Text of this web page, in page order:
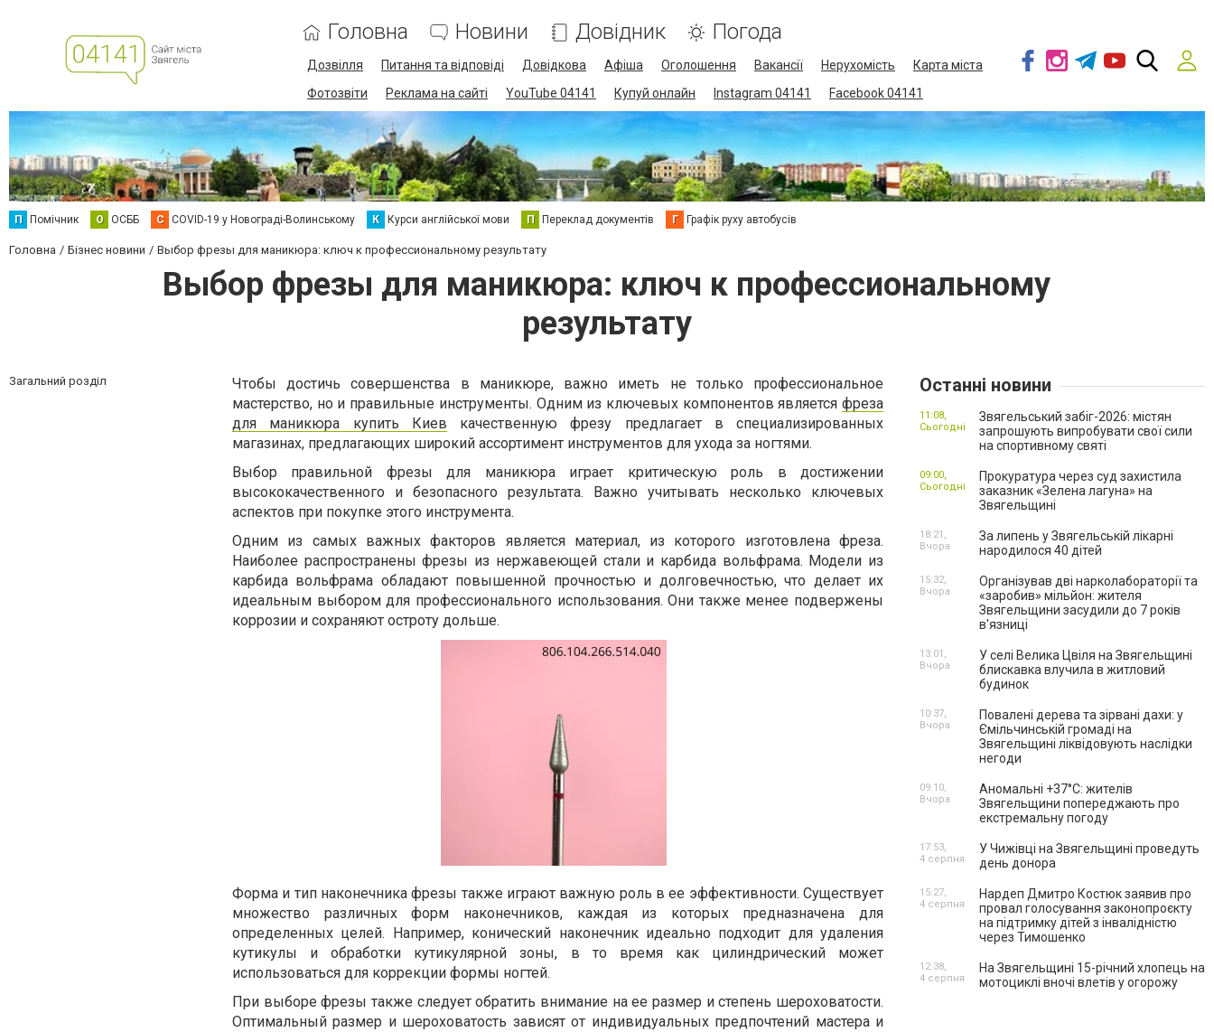
Головна Новини Довідник Погода
Дозвілля Питання та відповіді Довідкова Афіша Оголошення Вакансії Нерухомість
Карта міста
Фотозвіти
Реклама на сайті YouTube 04141 Купуй онлайн Instagram 04141 Facebook 04141
П Помічник О ОСББ C COVID-19 у Новограді-Волинському К Курси англійської мови П Переклад документів Г Графік руху автобусів
Головна Бізнес новини Выбор фрезы для маникюра: ключ к профессиональному результату
Выбор фрезы для маникюра: ключ к профессиональному
результату
Загальний розділ
Чтобы достичь совершенства в маникюре, важно иметь не только профессиональное
мастерство, но и правильные инструменты. Одним из ключевых компонентов является фреза
для маникюра купить Киев качественную фрезу предлагает в специализированных
магазинах, предлагающих широкий ассортимент инструментов для ухода за ногтями.
Выбор правильной фрезы для маникюра играет критическую роль в достижении
высококачественного и безопасного результата. Важно учитывать несколько ключевых
аспектов при покупке этого инструмента.
Одним из самых важных факторов является материал, из которого изготовлена фреза.
Наиболее распространены фрезы из нержавеющей стали и карбида вольфрама. Модели из
карбида вольфрама обладают повышенной прочностью и долговечностью, что делает их
идеальным выбором для профессионального использования. Они также менее подвержены
коррозии и сохраняют остроту дольше.
Форма и тип наконечника фрезы также играют важную роль в ее эффективности. Существует
множество различных форм наконечников, каждая из которых предназначена для
определенных целей. Например, конический наконечник идеально подходит для удаления
кутикулы и обработки кутикулярной зоны, в то время как цилиндрический может
использоваться для коррекции формы ногтей.
При выборе фрезы также следует обратить внимание на ее размер и степень шероховатости.
Оптимальный размер и шероховатость зависят от индивидуальных предпочтений мастера и
Останні новини
Звягельський забіг-2026: містян
запрошують випробувати свої сили
на спортивному святі
11:08,
Сьогодні
Прокуратура через суд захистила
заказник «Зелена лагуна» на
Звягельщині
09:00,
Сьогодні
За липень у Звягельській лікарні
народилося 40 дітей
18:21,
Вчора
Організував дві нарколабораторії та
«заробив» мільйон: жителя
Звягельщини засудили до 7 років
в'язниці
15:32,
Вчора
У селі Велика Цвіля на Звягельщині
блискавка влучила в житловий
будинок
13:01,
Вчора
Повалені дерева та зірвані дахи: у
Ємільчинській громаді на
Звягельщині ліквідовують наслідки
негоди
10:37,
Вчора
Аномальні +37°C: жителів
Звягельщини попереджають про
екстремальну погоду
09:10,
Вчора
У Чижівці на Звягельщині проведуть
день донора
17:53,
4 серпня
Нардеп Дмитро Костюк заявив про
провал голосування законопроєкту
на підтримку дітей з інвалідністю
через Тимошенко
15:27,
4 серпня
На Звягельщині 15-річний хлопець на
мотоциклі вночі влетів у огорожу
12:38,
4 серпня